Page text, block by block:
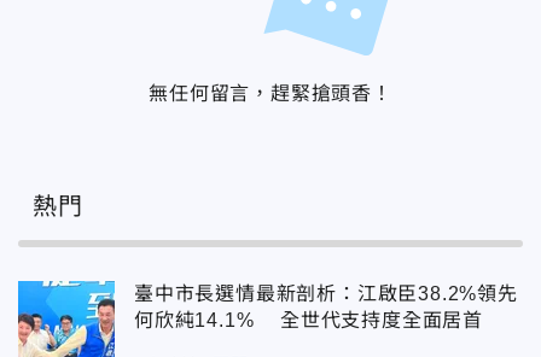
無任何留言，趕緊搶頭香！
熱門
臺中市長選情最新剖析：江啟臣38.2%領先
何欣純14.1% 全世代支持度全面居首